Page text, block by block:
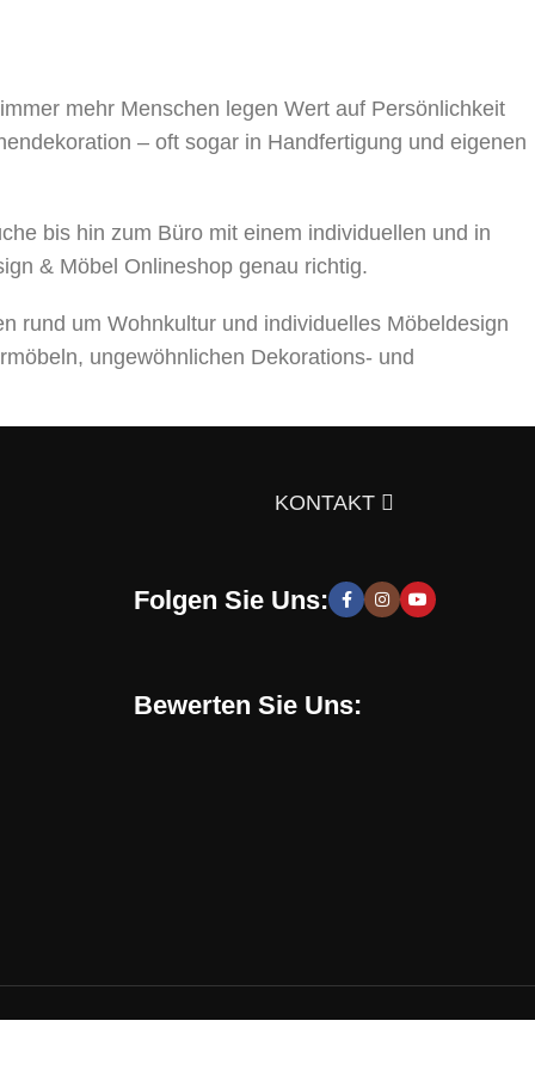
mehr Menschen legen Wert auf Persönlichkeit
– oft sogar in Handfertigung und eigenen
bis hin zum Büro mit einem individuellen und in
& Möbel Onlineshop genau richtig.
rund um Wohnkultur und individuelles Möbeldesign
ungewöhnlichen Dekorations- und
und stilvolle Lösungen, die Sie zur Schaffung
zu entwickeln. Sie erhalten speziell für Sie
Shop verwenden. Mit uns können Sie eine
KONTAKT
Folgen Sie Uns:
Bewerten Sie Uns: